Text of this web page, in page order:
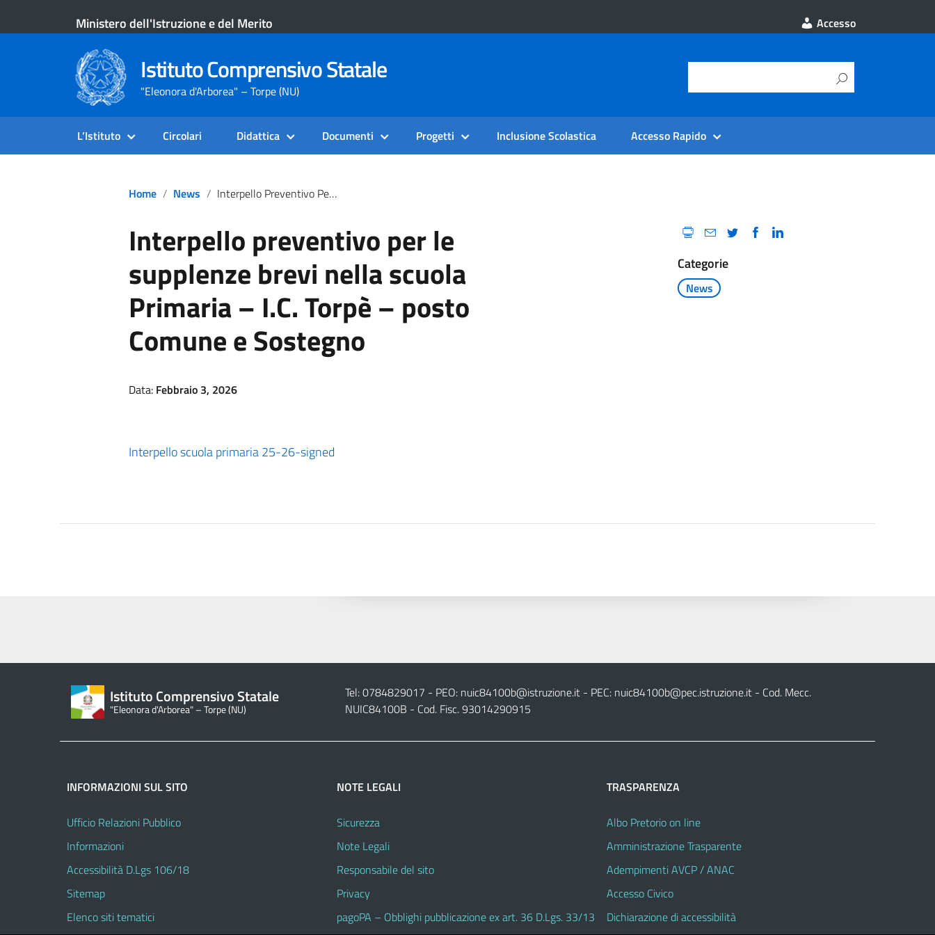
Ministero dell'Istruzione e del Merito Accesso
Istituto Comprensivo Statale
"Eleonora d'Arborea" – Torpe (NU)
L’Istituto Circolari Didattica Documenti Progetti Inclusione Scolastica Accesso Rapido
Home News Interpello Preventivo Per Le Supplenze Brevi Nella Scuola Primaria – I.C. Torpè – Posto Comune E Sostegno
Interpello preventivo per le
supplenze brevi nella scuola
Primaria – I.C. Torpè – posto
Comune e Sostegno
Categorie
News
Data: Febbraio 3, 2026
Interpello scuola primaria 25-26-signed
Istituto Comprensivo Statale
"Eleonora d'Arborea" – Torpe (NU)
Tel: 0784829017 - PEO: nuic84100b@istruzione.it- PEC: nuic84100b@pec.istruzione.it- Cod. Mecc.
NUIC84100B - Cod. Fisc. 93014290915
INFORMAZIONI SUL SITO
Ufficio Relazioni Pubblico
Informazioni
Accessibilità D.Lgs 106/18
Sitemap
Elenco siti tematici
NOTE LEGALI
Sicurezza
Note Legali
Responsabile del sito
Privacy
pagoPA – Obblighi pubblicazione ex art. 36 D.Lgs. 33/13
TRASPARENZA
Albo Pretorio on line
Amministrazione Trasparente
Adempimenti AVCP / ANAC
Accesso Civico
Dichiarazione di accessibilità